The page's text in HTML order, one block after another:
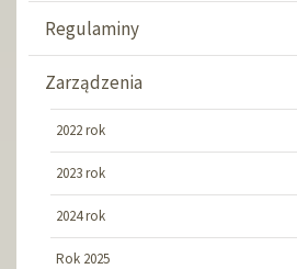
Regulaminy
Zarządzenia
2022 rok
2023 rok
2024 rok
Rok 2025